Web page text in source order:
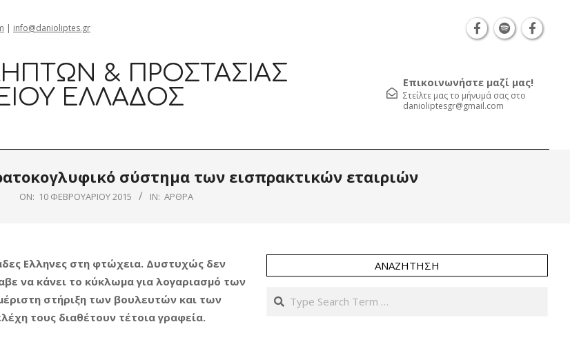
| info@danioliptes.gr
& ΠΡΟΣΤΑΣΊΑΣ
ΕΛΛΆΔΟΣ
Επικοινωνήστε μαζί μας!
Στείλτε μας το μήνυμά σας στο
danioliptesgr@gmail.com
σύστημα των εισπρακτικών εταιριών
ON: 10 ΦΕΒΡΟΥΑΡΊΟΥ 2015 IN: ΆΡΘΡΑ
Ελληνες στη φτώχεια. Δυστυχώς δεν
να κάνει το κύκλωμα για λογαριασμό των
στήριξη των βουλευτών και των
τους διαθέτουν τέτοια γραφεία.
ΑΝΑΖΉΤΗΣΗ
Search